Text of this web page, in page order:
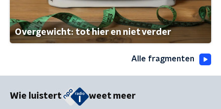
Overgewicht: tot hier en niet verder
Alle fragmenten
Wie luistert weet meer